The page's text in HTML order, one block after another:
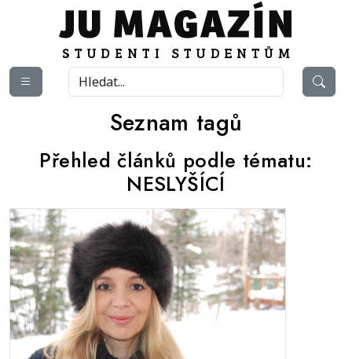
Seznam tagů
Přehled článků podle tématu:
NESLYŠÍCÍ